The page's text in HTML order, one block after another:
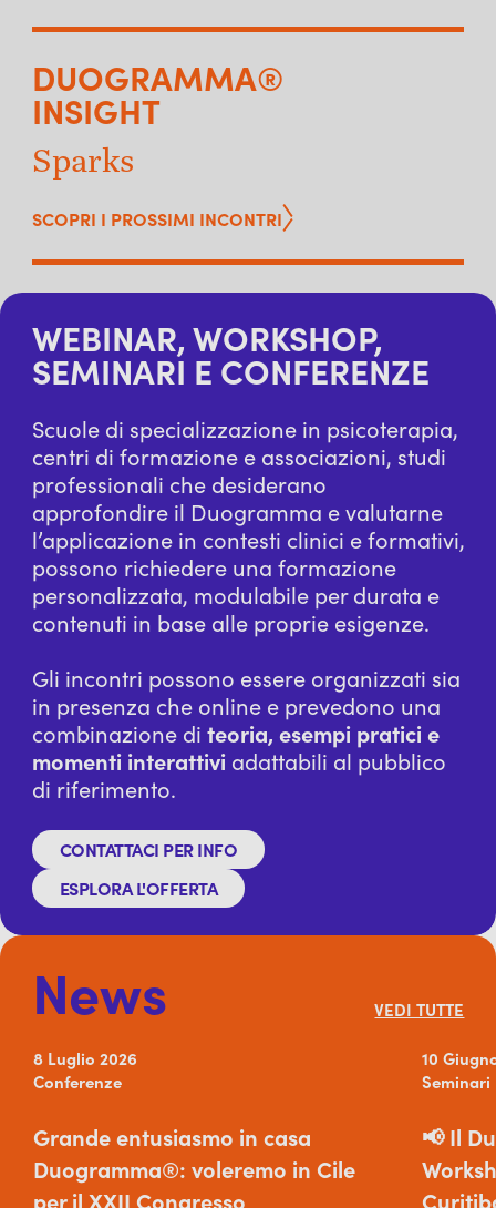
DUOGRAMMA®
INSIGHT
Sparks
SCOPRI I PROSSIMI INCONTRI
WEBINAR, WORKSHOP,
SEMINARI E CONFERENZE
Scuole di specializzazione in psicoterapia,
centri di formazione e associazioni, studi
professionali che desiderano
approfondire il Duogramma e valutarne
l’applicazione in contesti clinici e formativi,
possono richiedere una formazione
personalizzata, modulabile per durata e
contenuti in base alle proprie esigenze.
Gli incontri possono essere organizzati sia
in presenza che online e prevedono una
combinazione di teoria, esempi pratici e
momenti interattiviadattabili al pubblico
di riferimento.
CONTATTACI PER INFO
ESPLORA L'OFFERTA
News VEDI TUTTE
8 Luglio 2026
Conferenze
Grande entusiasmo in casa
Duogramma®: voleremo in Cile
per il XXII Congresso
10
Seminari
📢 Il